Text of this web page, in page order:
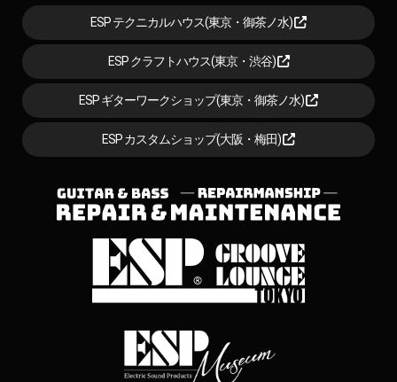
ESP テクニカルハウス(東京・御茶ノ水)
ESP クラフトハウス(東京・渋谷)
ESP ギターワークショップ(東京・御茶ノ水)
ESP カスタムショップ(大阪・梅田)